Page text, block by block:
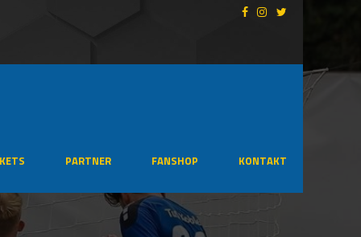
PARTNER FANSHOP KONTAKT